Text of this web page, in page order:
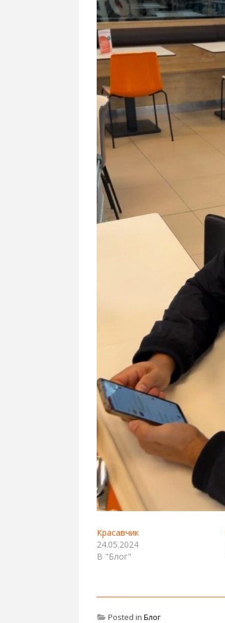
Красавчик
24.05.2024
В "Блог"
Posted in Блог